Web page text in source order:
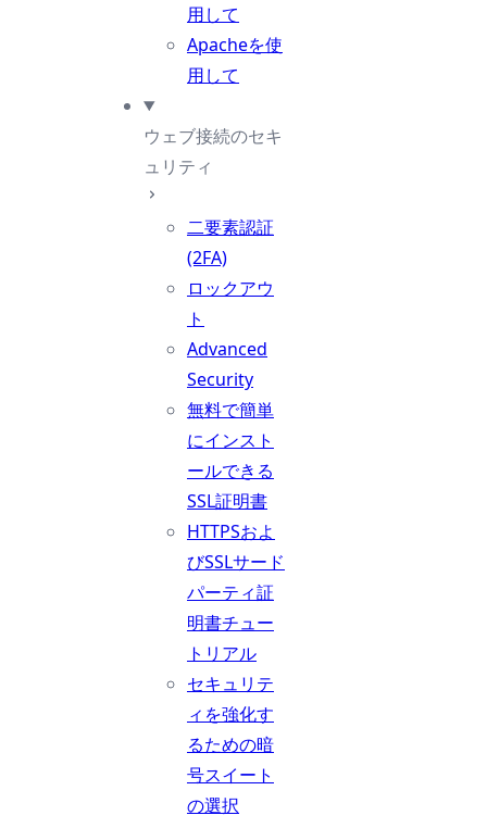
用して
Apacheを使
用して
ウェブ接続のセキ
ュリティ
二要素認証
(2FA)
ロックアウ
ト
Advanced
Security
無料で簡単
にインスト
ールできる
SSL証明書
HTTPSおよ
びSSLサード
パーティ証
明書チュー
トリアル
セキュリテ
ィを強化す
るための暗
号スイート
の選択